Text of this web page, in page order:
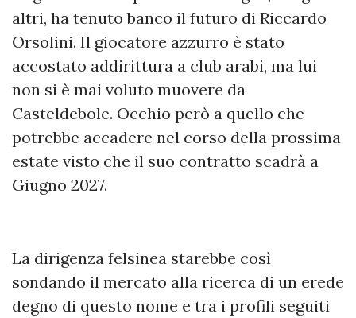
altri, ha tenuto banco il futuro di Riccardo
Orsolini. Il giocatore azzurro è stato
accostato addirittura a club arabi, ma lui
non si è mai voluto muovere da
Casteldebole. Occhio però a quello che
potrebbe accadere nel corso della prossima
estate visto che il suo contratto scadrà a
Giugno 2027.
La dirigenza felsinea starebbe così
sondando il mercato alla ricerca di un erede
degno di questo nome e tra i profili seguiti